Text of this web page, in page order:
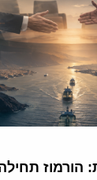
הורמוז